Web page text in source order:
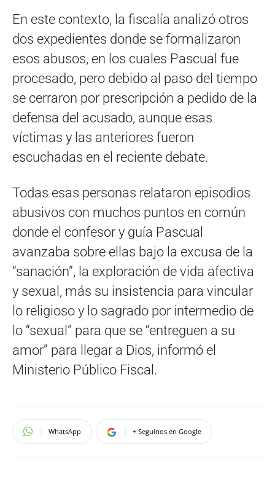
En este contexto, la fiscalía analizó otros
dos expedientes donde se formalizaron
esos abusos, en los cuales Pascual fue
procesado, pero debido al paso del tiempo
se cerraron por prescripción a pedido de la
defensa del acusado, aunque esas
víctimas y las anteriores fueron
escuchadas en el reciente debate.
Todas esas personas relataron episodios
abusivos con muchos puntos en común
donde el confesor y guía Pascual
avanzaba sobre ellas bajo la excusa de la
“sanación”, la exploración de vida afectiva
y sexual, más su insistencia para vincular
lo religioso y lo sagrado por intermedio de
lo “sexual” para que se “entreguen a su
amor” para llegar a Dios, informó el
Ministerio Público Fiscal.
WhatsApp + Seguinos en Google